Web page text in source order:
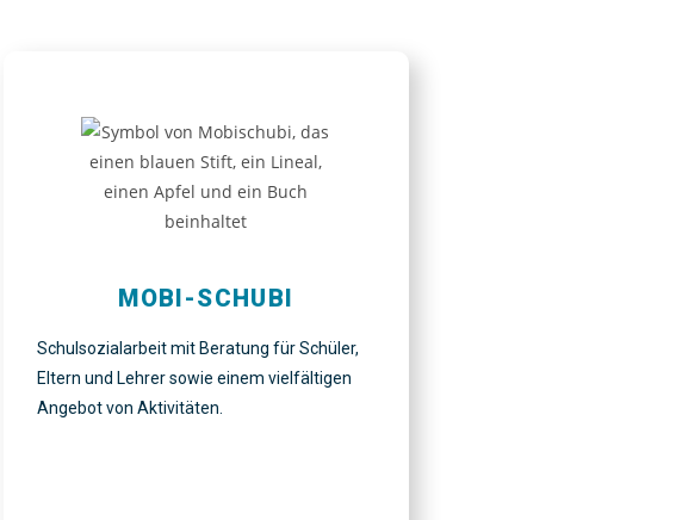
MOBI-SCHUBI
Schulsozialarbeit mit Beratung für Schüler,
Eltern und Lehrer sowie einem vielfältigen
Angebot von Aktivitäten.